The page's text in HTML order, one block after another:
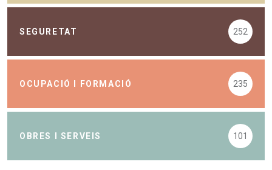
SEGURETAT 252
OCUPACIÓ I FORMACIÓ 235
OBRES I SERVEIS 101